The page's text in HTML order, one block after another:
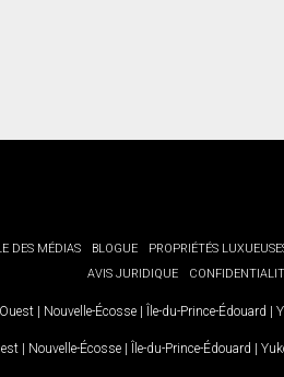
DES MÉDIAS BLOGUE PROPRIÉTÉS
AVIS JURIDIQUE
| Nouvelle-Écosse | Île-du-Prince-Édouard |
| Nouvelle-Écosse | Île-du-Prince-Édouard |